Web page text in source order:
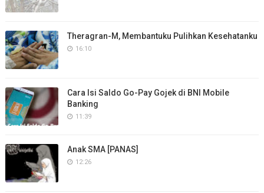
Theragran-M, Membantuku Pulihkan Kesehatanku
16:10
Cara Isi Saldo Go-Pay Gojek di BNI Mobile
Banking
11:39
Anak SMA [PANAS]
12:26